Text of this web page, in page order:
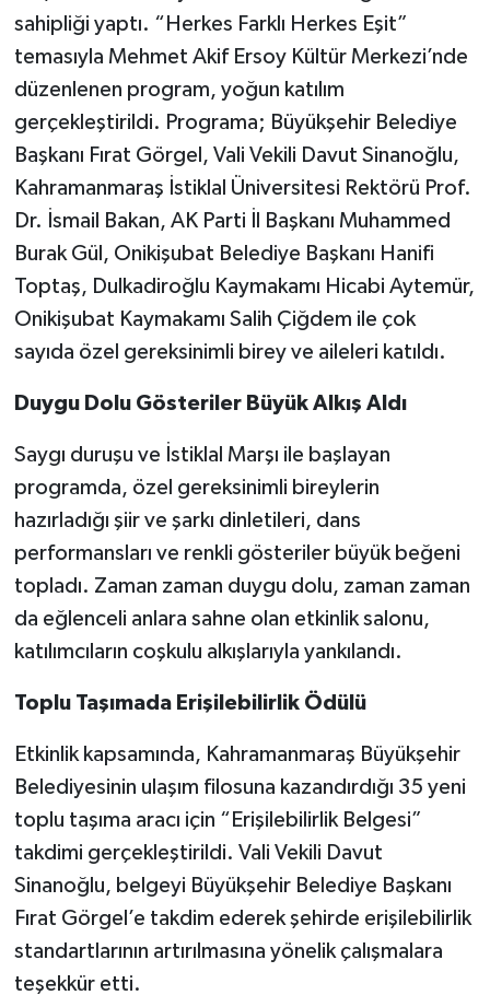
sahipliği yaptı. “Herkes Farklı Herkes Eşit”
temasıyla Mehmet Akif Ersoy Kültür Merkezi’nde
düzenlenen program, yoğun katılım
gerçekleştirildi. Programa; Büyükşehir Belediye
Başkanı Fırat Görgel, Vali Vekili Davut Sinanoğlu,
Kahramanmaraş İstiklal Üniversitesi Rektörü Prof.
Dr. İsmail Bakan, AK Parti İl Başkanı Muhammed
Burak Gül, Onikişubat Belediye Başkanı Hanifi
Toptaş, Dulkadiroğlu Kaymakamı Hicabi Aytemür,
Onikişubat Kaymakamı Salih Çiğdem ile çok
sayıda özel gereksinimli birey ve aileleri katıldı.
Duygu Dolu Gösteriler Büyük Alkış Aldı
Saygı duruşu ve İstiklal Marşı ile başlayan
programda, özel gereksinimli bireylerin
hazırladığı şiir ve şarkı dinletileri, dans
performansları ve renkli gösteriler büyük beğeni
topladı. Zaman zaman duygu dolu, zaman zaman
da eğlenceli anlara sahne olan etkinlik salonu,
katılımcıların coşkulu alkışlarıyla yankılandı.
Toplu Taşımada Erişilebilirlik Ödülü
Etkinlik kapsamında, Kahramanmaraş Büyükşehir
Belediyesinin ulaşım filosuna kazandırdığı 35 yeni
toplu taşıma aracı için “Erişilebilirlik Belgesi”
takdimi gerçekleştirildi. Vali Vekili Davut
Sinanoğlu, belgeyi Büyükşehir Belediye Başkanı
Fırat Görgel’e takdim ederek şehirde erişilebilirlik
standartlarının artırılmasına yönelik çalışmalara
teşekkür etti.
KÜLTÜR SANAT